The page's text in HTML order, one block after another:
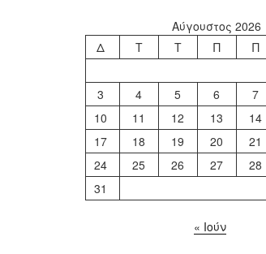
Αύγουστος 2026
Δ
Τ Τ Π Π
3
4 5 6 7
10
11 12 13 14
17
18 19 20 21
24
25 26 27 28
31
« Ιούν